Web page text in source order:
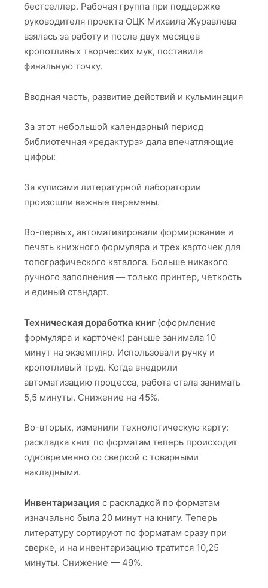
бестселлер. Рабочая группа при поддержке
руководителя проекта ОЦК Михаила Журавлева
взялась за работу и после двух месяцев
кропотливых творческих мук, поставила
финальную точку.
Вводная часть, развитие действий и кульминация
За этот небольшой календарный период
библиотечная «редактура» дала впечатляющие
цифры:
За кулисами литературной лаборатории
произошли важные перемены.
Во-первых, автоматизировали формирование и
печать книжного формуляра и трех карточек для
топографического каталога. Больше никакого
ручного заполнения — только принтер, четкость
и единый стандарт.
Техническая доработка книг (оформление
формуляра и карточек) раньше занимала 10
минут на экземпляр. Использовали ручку и
кропотливый труд. Когда внедрили
автоматизацию процесса, работа стала занимать
5,5 минуты. Снижение на 45%.
Во-вторых, изменили технологическую карту:
раскладка книг по форматам теперь происходит
одновременно со сверкой с товарными
накладными.
Инвентаризация с раскладкой по форматам
изначально была 20 минут на книгу. Теперь
литературу сортируют по форматам сразу при
сверке, и на инвентаризацию тратится 10,25
минуты. Снижение — 49%.